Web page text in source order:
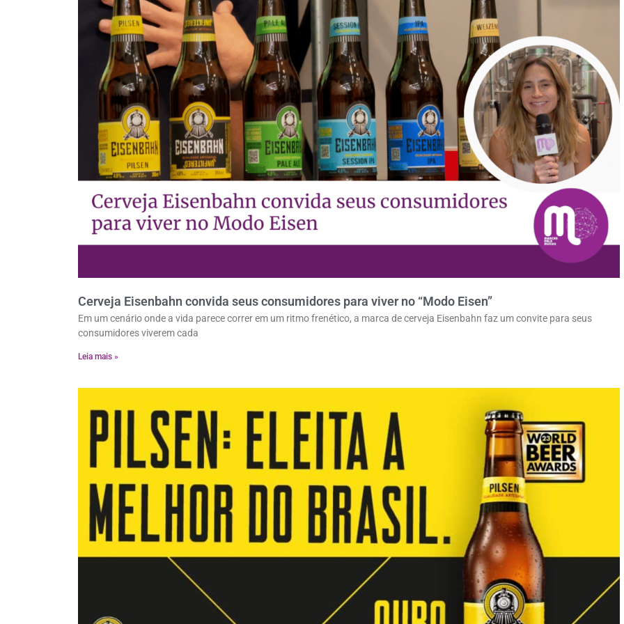
Cerveja Eisenbahn convida seus consumidores para viver no “Modo Eisen”
Em um cenário onde a vida parece correr em um ritmo frenético, a marca de cerveja Eisenbahn faz um convite para seus
consumidores viverem cada
Leia mais »